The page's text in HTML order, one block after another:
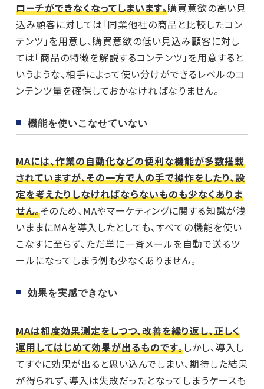
ローチができなくなってしまいます。購買意欲の高い見
込み顧客に対しては「同業他社の商品と比較したコン
テンツ」を用意し、購買意欲の低い見込み顧客に対し
ては「商品の特徴を解説するコンテンツ」を用意すると
いうような、相手によって使い分けができるレベルのコ
ンテンツ量を確保しておかなければなりません。
機能を使いこなせていない
MAには、作業の自動化などの便利な機能が多数搭載
されていますが、その一方で人の手で操作をしたり、設
定を考えたりしなければならないものも少なくありま
せん。そのため、MAやマーケティングに関する知識が浅
いままにMAを導入したとしても、すべての機能を使い
こなすに至らず、ただ単に一斉メールを自動で送るツ
ールになってしまう例も少なくありません。
効果を実感できない
MAは都度効果測定をしつつ、改善を繰り返し、正しく
運用してはじめて効果が出るものです。しかし、導入し
てすぐに効果が出ると思い込んでしまい、期待した結果
が得られず、導入は失敗だったとなってしまうケースも